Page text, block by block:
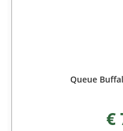
Queue
€